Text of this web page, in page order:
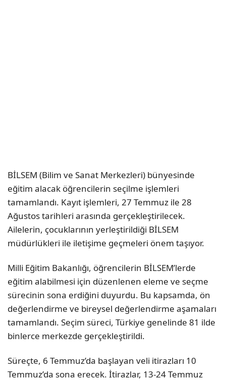
BİLSEM (Bilim ve Sanat Merkezleri) bünyesinde
eğitim alacak öğrencilerin seçilme işlemleri
tamamlandı. Kayıt işlemleri, 27 Temmuz ile 28
Ağustos tarihleri arasında gerçekleştirilecek.
Ailelerin, çocuklarının yerleştirildiği BİLSEM
müdürlükleri ile iletişime geçmeleri önem taşıyor.
Milli Eğitim Bakanlığı, öğrencilerin BİLSEM’lerde
eğitim alabilmesi için düzenlenen eleme ve seçme
sürecinin sona erdiğini duyurdu. Bu kapsamda, ön
değerlendirme ve bireysel değerlendirme aşamaları
tamamlandı. Seçim süreci, Türkiye genelinde 81 ilde
binlerce merkezde gerçekleştirildi.
Süreçte, 6 Temmuz’da başlayan veli itirazları 10
Temmuz’da sona erecek. İtirazlar, 13-24 Temmuz